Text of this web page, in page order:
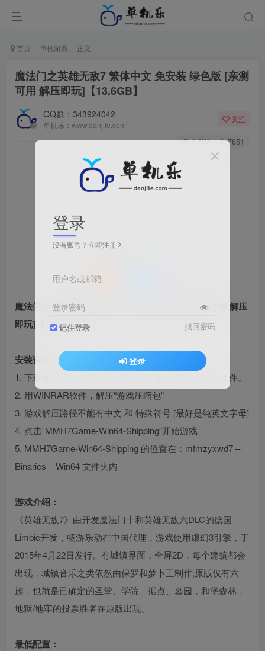
首页 单机游戏 正文
魔法门之英雄无敌7 繁体中文 免安装 绿色版 [亲测
可用 解压即玩]【13.6GB】
QQ群：343924042
单机乐：www.danjile.com
关注
4.3W+ 7851
魔法门之英雄无敌7 繁体中文 免安装 绿色版 [亲测可用 解压
即玩]【13.6GB】
安装说明：
1. 下载完成后，注意关闭杀毒软件，防止误杀免DVD文件。
2. 用WINRAR软件，解压“游戏压缩包”
3. 游戏解压路径不能有中文 和 特殊符号 [最好是纯英文字母]
4. 点击“MMH7Game-Win64-Shipping”开始游戏
5. MMH7Game-Win64-Shipping 的位置在：mfmzyxwd7 –
Binaries – Win64 文件夹内
游戏介绍：
《英雄无敌7》由开发魔法门十和英雄无敌六DLC的德国
Limbic开发，畅游乐动在中国代理，游戏使用虚幻3引擎，于
2015年4月22日发行。有城镇界面，全屏2D，每个建筑都会
出现，城镇音乐之类依然由保罗和萝卜王制作;原版仅有六
族，也就是已确定的圣堂、学院、据点、墓园，和堡森林，
地狱/地牢的投票胜者在原版出现。
最低配置：
登录
没有账号？立即注册
用户名或邮箱
登录密码
记住登录 找回密码
登录